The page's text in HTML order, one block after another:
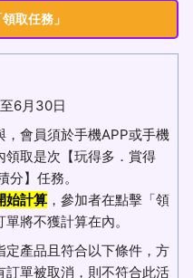
取任務」
6月30日
會員須於手機APP或手機
領取是次【玩得多．賞得
】任務。
始計算 ，參加者在點擊「領
將不獲計算在內。
產品且符合以下條件，方
單被取消，則不符合此活